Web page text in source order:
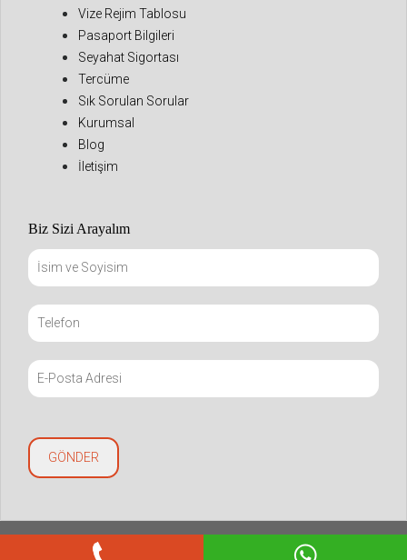
Vize Rejim Tablosu
Pasaport Bilgileri
Seyahat Sigortası
Tercüme
Sık Sorulan Sorular
Kurumsal
Blog
İletişim
Biz Sizi Arayalım
Copyright © 2021 mapivize.com. All Rights Reserved.